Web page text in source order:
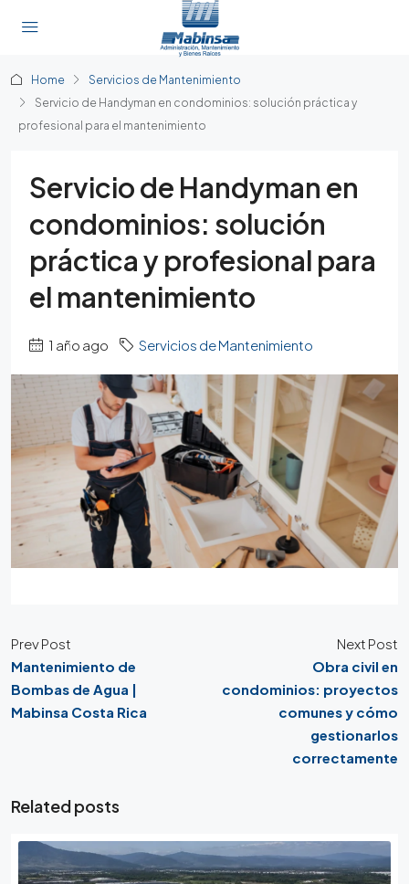
Home
Servicios de Mantenimiento
Servicio de Handyman en condominios: solución práctica y
profesional para el mantenimiento
Servicio de Handyman en
condominios: solución
práctica y profesional para
el mantenimiento
1 año ago Servicios de Mantenimiento
Prev Post
Mantenimiento de
Bombas de Agua |
Mabinsa Costa Rica
Next Post
Obra civil en
condominios: proyectos
comunes y cómo
gestionarlos
correctamente
Related posts